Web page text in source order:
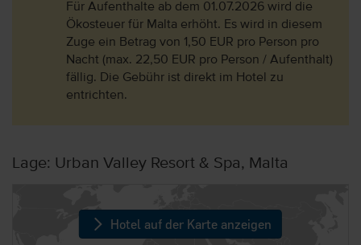
Für Aufenthalte ab dem 01.07.2026 wird die
Ökosteuer für Malta erhöht. Es wird in diesem
Zuge ein Betrag von 1,50 EUR pro Person pro
Nacht (max. 22,50 EUR pro Person / Aufenthalt)
fällig. Die Gebühr ist direkt im Hotel zu
entrichten.
Lage: Urban Valley Resort & Spa, Malta
Hotel auf der Karte anzeigen